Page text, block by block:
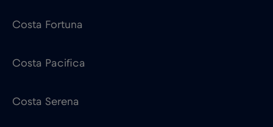
Costa Fortuna
Costa Pacifica
Costa Serena